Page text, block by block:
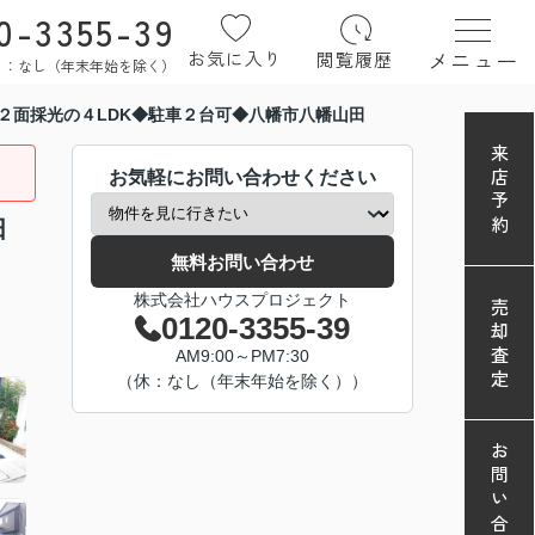
3355-39
なし（年末年始を除く） お気に入り 閲覧履歴 メニュー
採光の４LDK◆駐車２台可◆八幡市八幡山田
お気軽にお問い合わせください
無料お問い合わせ
株式会社ハウスプロジェクト
0120-3355-39
AM9:00～PM7:30
（休：なし（年末年始を除く））
来店予約
売却査定